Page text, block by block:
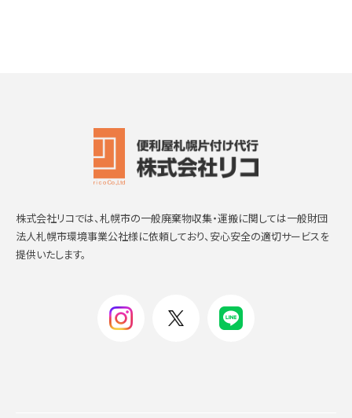
株式会社リコでは、札幌市の一般廃棄物収集・運搬に関しては一般財団
法人札幌市環境事業公社様に依頼しており、安心安全の適切サービスを
提供いたします。